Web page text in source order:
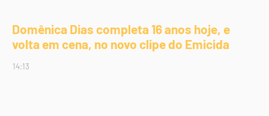
Domênica Dias completa 16 anos hoje, e
volta em cena, no novo clipe do Emicida
14:13